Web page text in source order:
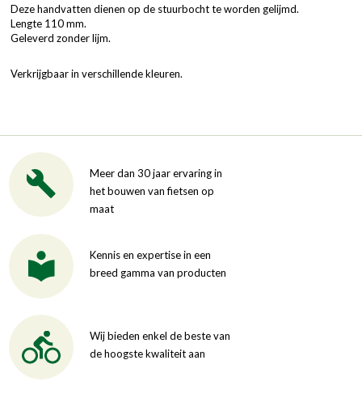
Deze handvatten dienen op de stuurbocht te worden gelijmd.
Lengte 110 mm.
Geleverd zonder lijm.
Verkrijgbaar in verschillende kleuren.
Meer dan 30 jaar ervaring in
het bouwen van fietsen op
maat
Kennis en expertise in een
breed gamma van producten
Wij bieden enkel de beste van
de hoogste kwaliteit aan